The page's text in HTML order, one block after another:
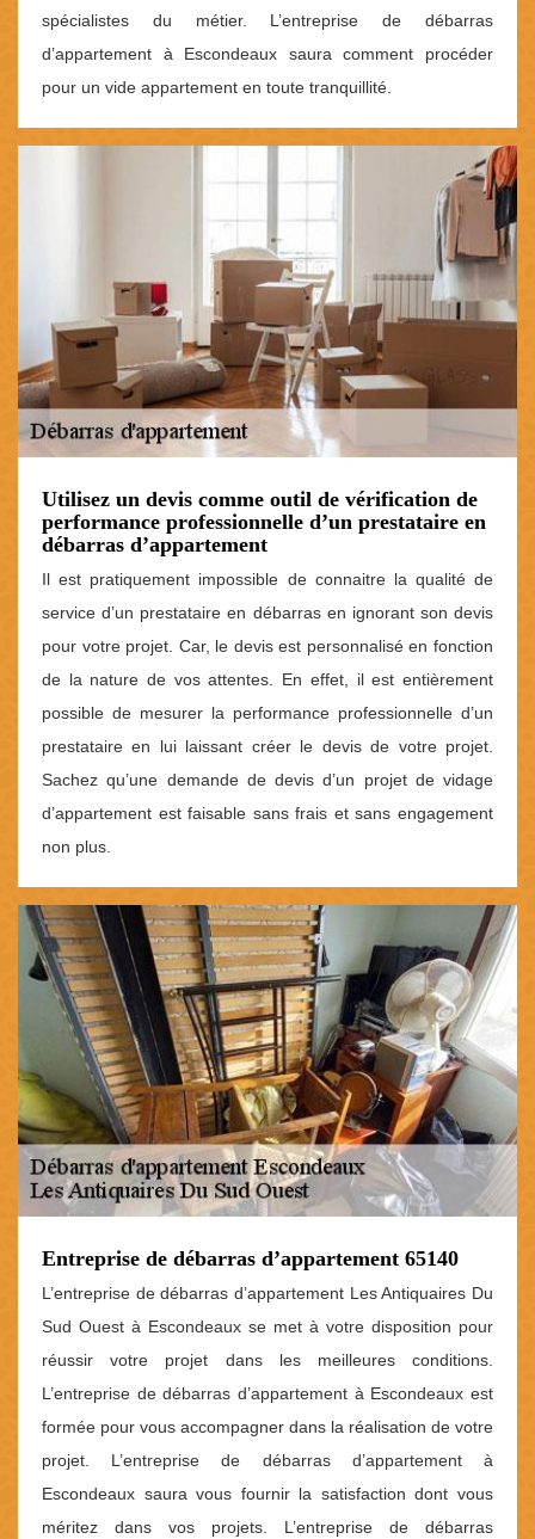
spécialistes du métier. L’entreprise de débarras
d’appartement à Escondeaux saura comment procéder
pour un vide appartement en toute tranquillité.
Utilisez un devis comme outil de vérification de
performance professionnelle d’un prestataire en
débarras d’appartement
Il est pratiquement impossible de connaitre la qualité de
service d’un prestataire en débarras en ignorant son devis
pour votre projet. Car, le devis est personnalisé en fonction
de la nature de vos attentes. En effet, il est entièrement
possible de mesurer la performance professionnelle d’un
prestataire en lui laissant créer le devis de votre projet.
Sachez qu’une demande de devis d’un projet de vidage
d’appartement est faisable sans frais et sans engagement
non plus.
Entreprise de débarras d’appartement 65140
L’entreprise de débarras d’appartement Les Antiquaires Du
Sud Ouest à Escondeaux se met à votre disposition pour
réussir votre projet dans les meilleures conditions.
L’entreprise de débarras d’appartement à Escondeaux est
formée pour vous accompagner dans la réalisation de votre
projet. L’entreprise de débarras d’appartement à
Escondeaux saura vous fournir la satisfaction dont vous
méritez dans vos projets. L’entreprise de débarras